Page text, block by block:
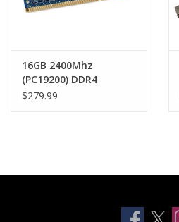
16GB 2400Mhz
(PC19200) DDR4
SODIMM 260 pin RAM
$279.99